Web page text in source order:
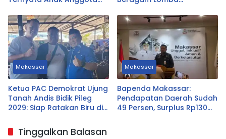
Seluruh Warga
Makassar
Ketua PAC Demokrat Ujung
Tanah Andis Bidik Pileg
2029: Siap Ratakan Biru di
Makassar
Bapenda Makassar:
Pendapatan Daerah Sudah
49 Persen, Surplus Rp130
Tinggalkan Balasan